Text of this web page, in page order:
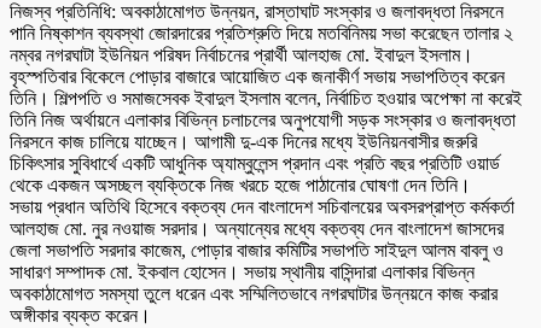
নিজস্ব প্রতিনিধি: অবকাঠামোগত উন্নয়ন, রাস্তাঘাট সংস্কার ও জলাবদ্ধতা নিরসনে
পানি নিষ্কাশন ব্যবস্থা জোরদারের প্রতিশ্রুতি দিয়ে মতবিনিময় সভা করেছেন তালার ২
নম্বর নগরঘাটা ইউনিয়ন পরিষদ নির্বাচনের প্রার্থী আলহাজ মো. ইবাদুল ইসলাম।
বৃহস্পতিবার বিকেলে পোড়ার বাজারে আয়োজিত এক জনাকীর্ণ সভায় সভাপতিত্ব করেন
তিনি। শিল্পপতি ও সমাজসেবক ইবাদুল ইসলাম বলেন, নির্বাচিত হওয়ার অপেক্ষা না করেই
তিনি নিজ অর্থায়নে এলাকার বিভিন্ন চলাচলের অনুপযোগী সড়ক সংস্কার ও জলাবদ্ধতা
নিরসনে কাজ চালিয়ে যাচ্ছেন। আগামী দু-এক দিনের মধ্যে ইউনিয়নবাসীর জরুরি
চিকিৎসার সুবিধার্থে একটি আধুনিক অ্যাম্বুলেন্স প্রদান এবং প্রতি বছর প্রতিটি ওয়ার্ড
থেকে একজন অসচ্ছল ব্যক্তিকে নিজ খরচে হজে পাঠানোর ঘোষণা দেন তিনি।
সভায় প্রধান অতিথি হিসেবে বক্তব্য দেন বাংলাদেশ সচিবালয়ের অবসরপ্রাপ্ত কর্মকর্তা
আলহাজ মো. নুর নওয়াজ সরদার। অন্যান্যের মধ্যে বক্তব্য দেন বাংলাদেশ জাসদের
জেলা সভাপতি সরদার কাজেম, পোড়ার বাজার কমিটির সভাপতি সাইদুল আলম বাবলু ও
সাধারণ সম্পাদক মো. ইকবাল হোসেন। সভায় স্থানীয় বাসিন্দারা এলাকার বিভিন্ন
অবকাঠামোগত সমস্যা তুলে ধরেন এবং সম্মিলিতভাবে নগরঘাটার উন্নয়নে কাজ করার
অঙ্গীকার ব্যক্ত করেন।